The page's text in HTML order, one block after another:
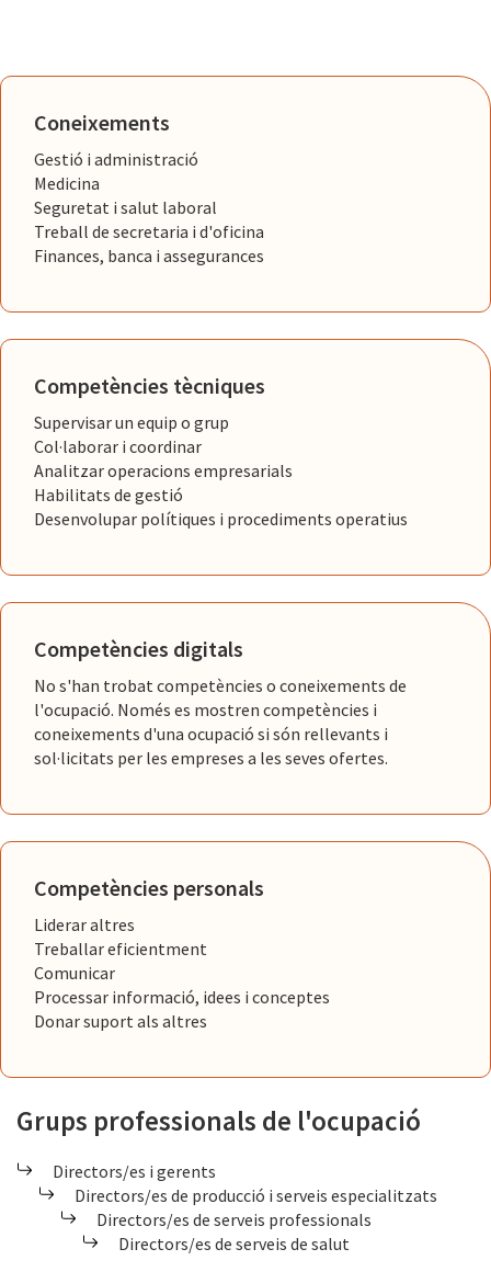
Coneixements
Gestió i administració
Medicina
Seguretat i salut laboral
Treball de secretaria i d'oficina
Finances, banca i assegurances
Competències tècniques
Supervisar un equip o grup
Col·laborar i coordinar
Analitzar operacions empresarials
Habilitats de gestió
Desenvolupar polítiques i procediments operatius
Competències digitals
No s'han trobat competències o coneixements de
l'ocupació. Només es mostren competències i
coneixements d'una ocupació si són rellevants i
sol·licitats per les empreses a les seves ofertes.
Competències personals
Liderar altres
Treballar eficientment
Comunicar
Processar informació, idees i conceptes
Donar suport als altres
Grups professionals de l'ocupació
Directors/es i gerents
Directors/es de producció i serveis especialitzats
Directors/es de serveis professionals
Directors/es de serveis de salut